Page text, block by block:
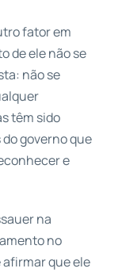
fator em
de ele não se
não se
têm sido
governo que
e
na
no
que ele